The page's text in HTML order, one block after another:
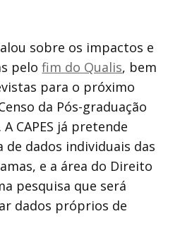
sobre os impactos e
pelofim do Qualis, bem
para o próximo
da Pós-graduação
CAPES já pretende
de dados individuais das
e a área do Direito
pesquisa que será
dados próprios de